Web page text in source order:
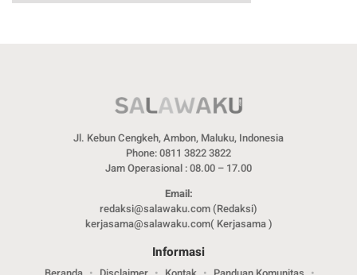
Jl. Kebun Cengkeh, Ambon, Maluku, Indonesia
Phone: 0811 3822 3822
Jam Operasional : 08.00 – 17.00
Email:
redaksi@salawaku.com (Redaksi)
kerjasama@salawaku.com( Kerjasama )
Informasi